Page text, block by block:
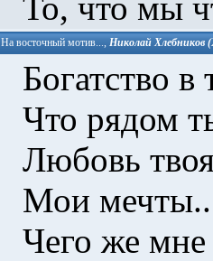
На восточный мотив..., Николай Хлебников
Богатство в
Что рядом
Любовь
Мои
Чего же мне